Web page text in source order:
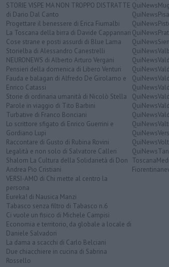
STORIE VISPE MA NON TROPPO DISTRATTE
di Dario Dal Canto
Progettare il benessere di Erica Fiumalbi
La Toscana della birra di Davide Cappannari
Cose strane e posti assurdi di Blue Lama
Storielba di Alessandro Canestrelli
NEURONEWS di Alberto Arturo Vergani
Pensieri della domenica di Libero Venturi
Fauda e balagan di Alfredo De Girolamo e
Enrico Catassi
Storie di ordinaria umanità di Nicolò Stella
Parole in viaggio di Tito Barbini
Turbative di Franco Bonciani
Lo scrittore sfigato di Enrico Guerrini e
Gordiano Lupi
Raccontare di Gusto di Rubina Rovini
Legalità e non solo di Salvatore Calleri
Shalom La Cultura della Solidarietà di Don
Andrea Pio Cristiani
VERSI-AMO di Chi mette al centro la
persona
Eureka! di Nausica Manzi
Tabasco senza filtro di Tabasco n.6
Ci vuole un fisico di Michele Campisi
Economia e territorio, da globale a locale di
Daniele Salvadori
La dama a scacchi di Carlo Belciani
Due chiacchiere in cucina di Sabrina
Rossello